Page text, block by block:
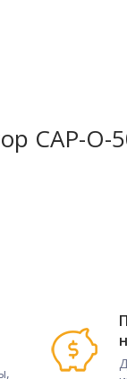
работа,
для
CAP-O-